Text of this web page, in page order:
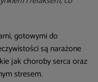
gotowymi do
są narażone
jak choroby serca oraz
stresem.